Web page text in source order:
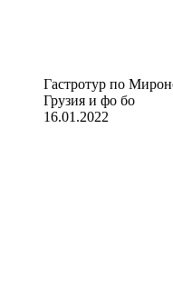
Гастротур по
Грузия и фо бо
16.01.2022